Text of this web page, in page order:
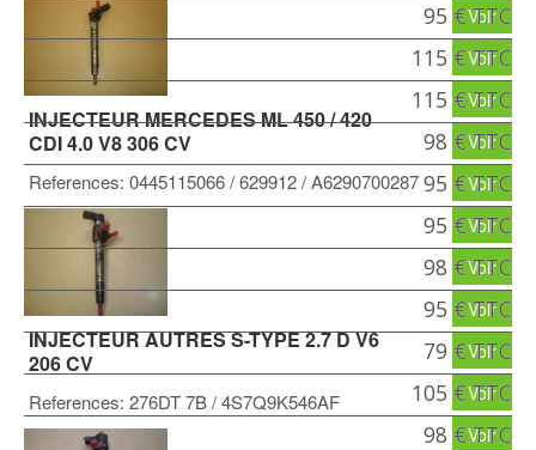
INJECTEUR MERCEDES ML 450 / 420
CDI 4.0 V8 306 CV
References: 0445115066/ 629912/ A6290700287
INJECTEUR AUTRES S-TYPE 2.7 D V6
206 CV
References: 276DT 7B/ 4S7Q9K546AF
Voir
95 € TTC
Voir
115 € TTC
Voir
115 € TTC
Voir
98 € TTC
Voir
95 € TTC
Voir
95 € TTC
Voir
98 € TTC
Voir
95 € TTC
Voir
79 € TTC
Voir
105 € TTC
Voir
98 € TTC